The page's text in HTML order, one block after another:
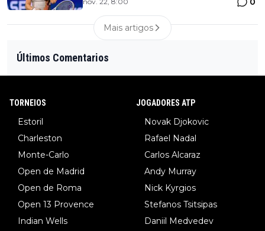
Mais artigos
Últimos Comentarios
TORNEIOS
Estoril
Charleston
Monte-Carlo
Open de Madrid
Open de Roma
Open 13 Provence
Indian Wells
JOGADORES ATP
Novak Djokovic
Rafael Nadal
Carlos Alcaraz
Andy Murray
Nick Kyrgios
Stefanos Tsitsipas
Daniil Medvedev